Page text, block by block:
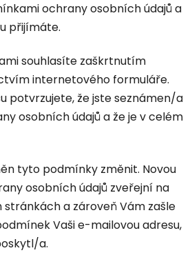
ochrany osobních údajů a
přijímáte.
souhlasíte zaškrtnutím
internetového formuláře.
potvrzujete, že jste seznámen/a
osobních údajů a že je v celém
tyto podmínky změnit. Novou
osobních údajů zveřejní na
a zároveň Vám zašle
Vaši e-mailovou adresu,
a.